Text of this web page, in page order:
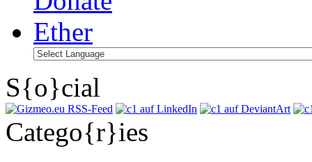
S{o}cial
Catego{r}ies